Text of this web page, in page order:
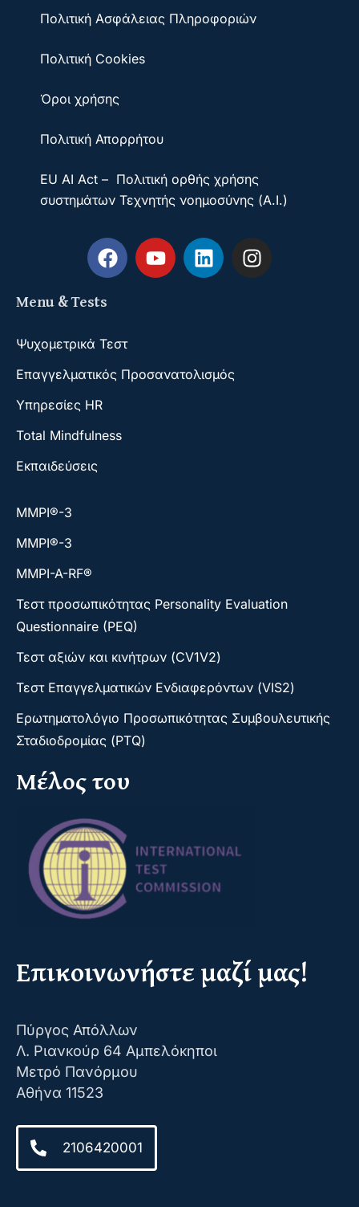
Πολιτική Ασφάλειας Πληροφοριών
Πολιτική Cookies
Όροι χρήσης
Πολιτική Απορρήτου
EU AI Act – Πολιτική ορθής χρήσης
συστημάτων Τεχνητής νοημοσύνης (A.I.)
Menu & Tests
Ψυχομετρικά Τεστ
Επαγγελματικός Προσανατολισμός
Υπηρεσίες HR
Total Mindfulness
Εκπαιδεύσεις
ΜΜΡΙ®-3
ΜΜΡΙ®-3
MMPI-A-RF®
Τεστ προσωπικότητας Personality Evaluation
Questionnaire (PEQ)
Τεστ αξιών και κινήτρων (CV1V2)
Τεστ Επαγγελματικών Ενδιαφερόντων (VIS2)
Ερωτηματολόγιο Προσωπικότητας Συμβουλευτικής
Σταδιοδρομίας (PTQ)
Μέλος του
Επικοινωνήστε μαζί μας!
Πύργος Απόλλων
Λ. Ριανκούρ 64 Αμπελόκηποι
Μετρό Πανόρμου
Αθήνα 11523
2106420001